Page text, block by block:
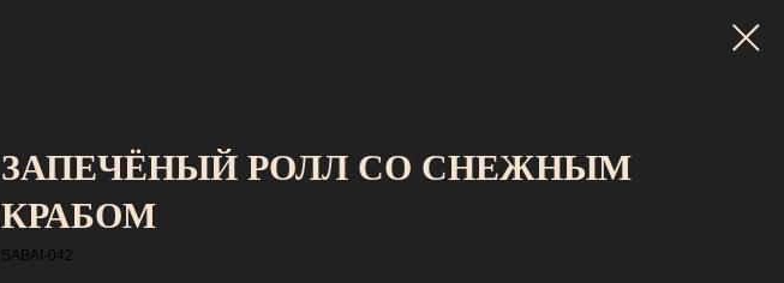
ЗАПЕЧЁНЫЙ РОЛЛ СО СНЕЖНЫМ
КРАБОМ
SABAI-042